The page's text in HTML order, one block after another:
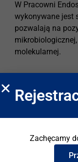
W Pracowni
wykonywane jest
pozwalają na
molekularnej.
Instytut posiada
doświadczonych
Zachęcamy